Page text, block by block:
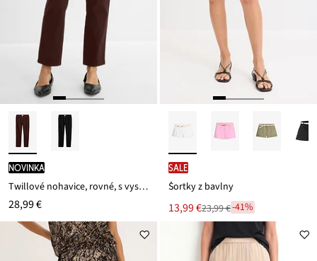
novinka
Twillové nohavice, rovné, s vysokým pásom
28,99 €
SALE
Šortky z bavlny
Nová
cena
13,99 €
Zľava 23,99 €-41%